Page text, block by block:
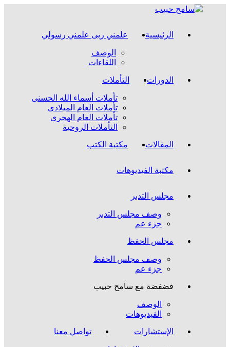
الرئيسية
علمني ربى علمني رسولي
الوصف
اللقاءات
الدورات
التأملات
تأملات أسماء الله الحسنى
تأملات العام الميلادى
تأملات العام الهجرى
التأملات الروحية
المقالات
مكتبة الكتب
مكتبة الفيديوهات
مجلس التدبر
وصف مجلس التدبر
جزء عم
مجلس الحفظ
وصف مجلس الحفظ
جزء عم
فضفضة مع سامح حبيب
الوصف
الفيديوهات
الإستشارات
تواصل معنا